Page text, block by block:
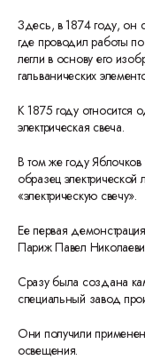
Здесь, в 1874 году, он
где проводил работы
легли в основу его
гальванических
К 1875 году относится
электрическая свеча.
В том же году
образец
«электрическую свечу».
Ее первая
Париж Павел
Сразу была создана
специальный завод
Они получили
освещения.